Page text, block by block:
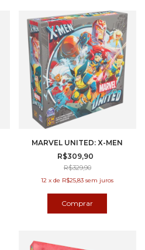
MARVEL UNITED: X-MEN
R$309,90
R$329,90
12 xde R$25,83 sem juros